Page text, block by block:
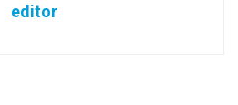
editor